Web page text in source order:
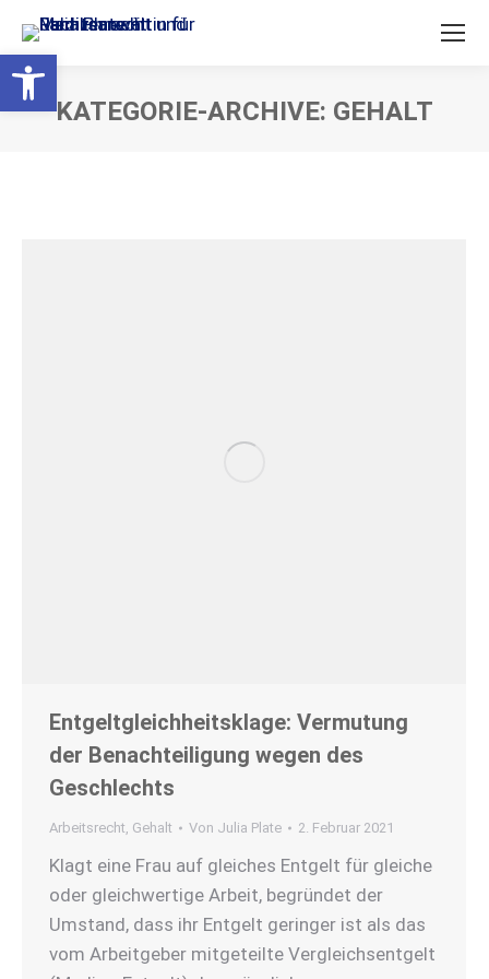
Open toolbar
KATEGORIE-ARCHIVE: GEHALT
Entgeltgleichheitsklage: Vermutung
der Benachteiligung wegen des
Geschlechts
Arbeitsrecht, Gehalt Von Julia Plate 2. Februar 2021
Klagt eine Frau auf gleiches Entgelt für gleiche
oder gleichwertige Arbeit, begründet der
Umstand, dass ihr Entgelt geringer ist als das
vom Arbeitgeber mitgeteilte Vergleichsentgelt